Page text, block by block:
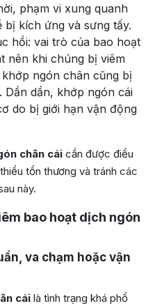
phạm vi xung quanh
bị kích ứng và sưng tấy.
hồi: vai trò của bao hoạt
nên khi chúng bị viêm
ngón chân cũng bị
dần, khớp ngón cái
do bị giới hạn vận động
chân cái cần được điều
tổn thương và tránh các
này.
bao hoạt dịch ngón
va chạm hoặc vận
cái là tình trạng khá phổ